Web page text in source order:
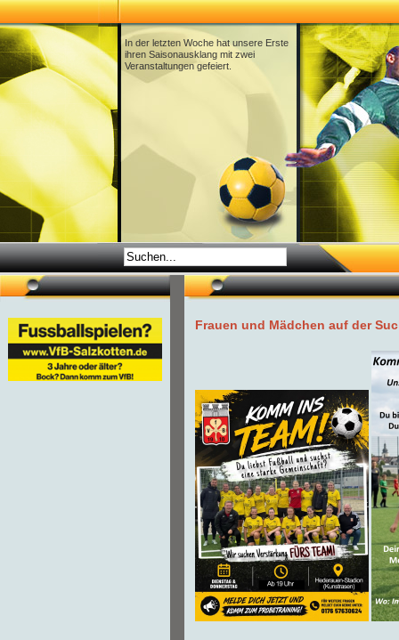
In der letzten Woche hat unsere Erste
ihren Saisonausklang mit zwei
Veranstaltungen gefeiert.
Frauen und Mädchen auf der